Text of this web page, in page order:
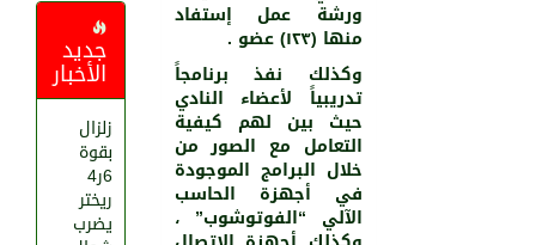
جديد
الأخبار
زلزال
بقوة
6ر4
ريختر
يضرب
ورشة عمل إستفاد
منها (١٢٣) عضو .
وكذلك نفذ برنامجاً
تدريبياً لأعضاء النادي
حيث بين لهم كيفية
التعامل مع الصور من
خلال البرامج الموجودة
في أجهزة الحاسب
الآلي “الفوتوشوب” ،